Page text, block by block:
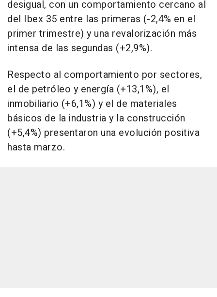
desigual, con un comportamiento cercano al
del Ibex 35 entre las primeras (-2,4% en el
primer trimestre) y una revalorización más
intensa de las segundas (+2,9%).
Respecto al comportamiento por sectores,
el de petróleo y energía (+13,1%), el
inmobiliario (+6,1%) y el de materiales
básicos de la industria y la construcción
(+5,4%) presentaron una evolución positiva
hasta marzo.